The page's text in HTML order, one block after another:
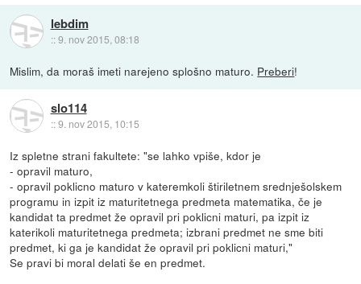
lebdim
::9. nov 2015, 08:18
Mislim, da moraš imeti narejeno splošno maturo. Preberi!
slo114
::9. nov 2015, 10:15
Iz spletne strani fakultete: "se lahko vpiše, kdor je
- opravil maturo,
- opravil poklicno maturo v kateremkoli štiriletnem srednješolskem
programu in izpit iz maturitetnega predmeta matematika, če je
kandidat ta predmet že opravil pri poklicni maturi, pa izpit iz
katerikoli maturitetnega predmeta; izbrani predmet ne sme biti
predmet, ki ga je kandidat že opravil pri poklicni maturi,"
Se pravi bi moral delati še en predmet.